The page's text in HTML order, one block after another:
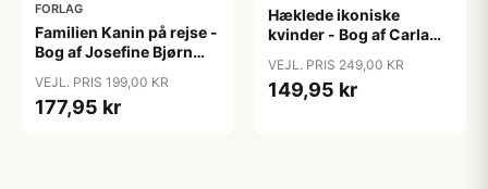
FORLAG
Familien Kanin på rejse -
Bog af Josefine Bjørn
VEJL. PRIS 199,00 KR
177,95 kr
Hæklede ikoniske
kvinder - Bog af Carla
VEJL. PRIS 249,00 KR
149,95 kr